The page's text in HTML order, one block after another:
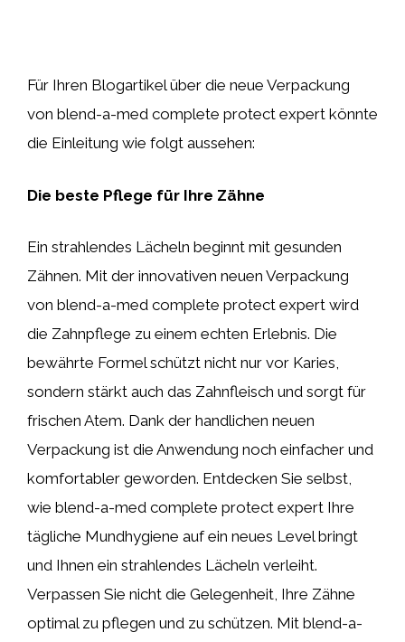
Für Ihren Blogartikel über die neue Verpackung
von blend-a-med complete protect expert könnte
die Einleitung wie folgt aussehen:
Die beste Pflege für Ihre Zähne
Ein strahlendes Lächeln beginnt mit gesunden
Zähnen. Mit der innovativen neuen Verpackung
von blend-a-med complete protect expert wird
die Zahnpflege zu einem echten Erlebnis. Die
bewährte Formel schützt nicht nur vor Karies,
sondern stärkt auch das Zahnfleisch und sorgt für
frischen Atem. Dank der handlichen neuen
Verpackung ist die Anwendung noch einfacher und
komfortabler geworden. Entdecken Sie selbst,
wie blend-a-med complete protect expert Ihre
tägliche Mundhygiene auf ein neues Level bringt
und Ihnen ein strahlendes Lächeln verleiht.
Verpassen Sie nicht die Gelegenheit, Ihre Zähne
optimal zu pflegen und zu schützen. Mit blend-a-